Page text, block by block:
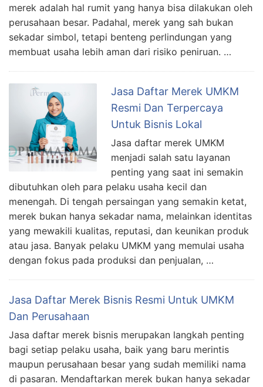
merek adalah hal rumit yang hanya bisa dilakukan oleh
perusahaan besar. Padahal, merek yang sah bukan
sekadar simbol, tetapi benteng perlindungan yang
membuat usaha lebih aman dari risiko peniruan. …
Jasa Daftar Merek UMKM
Resmi Dan Terpercaya
Untuk Bisnis Lokal
Jasa daftar merek UMKM
menjadi salah satu layanan
penting yang saat ini semakin
dibutuhkan oleh para pelaku usaha kecil dan
menengah. Di tengah persaingan yang semakin ketat,
merek bukan hanya sekadar nama, melainkan identitas
yang mewakili kualitas, reputasi, dan keunikan produk
atau jasa. Banyak pelaku UMKM yang memulai usaha
dengan fokus pada produksi dan penjualan, …
Jasa Daftar Merek Bisnis Resmi Untuk UMKM
Dan Perusahaan
Jasa daftar merek bisnis merupakan langkah penting
bagi setiap pelaku usaha, baik yang baru merintis
maupun perusahaan besar yang sudah memiliki nama
di pasaran. Mendaftarkan merek bukan hanya sekadar